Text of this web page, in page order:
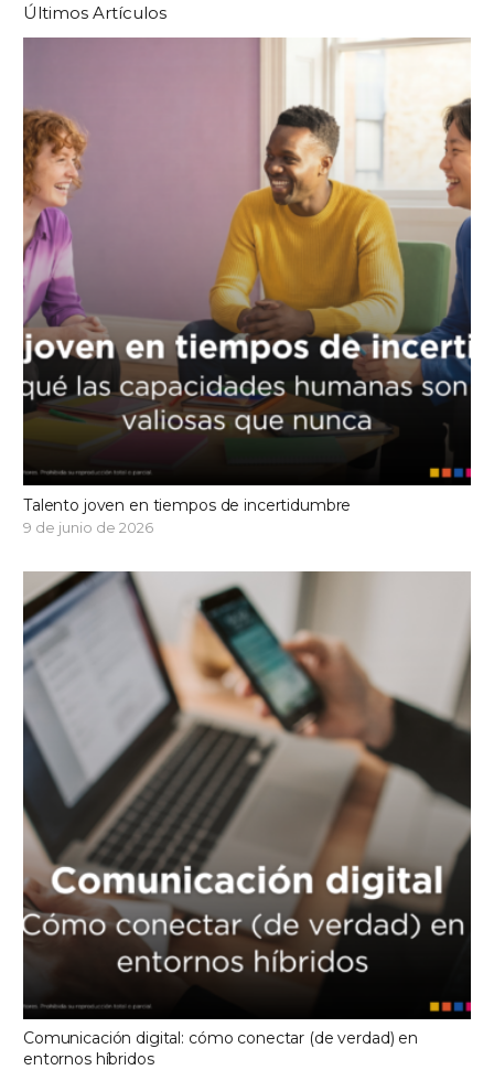
Últimos Artículos
Talento joven en tiempos de incertidumbre
9 de junio de 2026
Comunicación digital: cómo conectar (de verdad) en
entornos híbridos